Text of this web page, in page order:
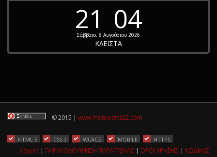
21 04
Σάββατο, 8 Αυγούστου 2026
ΚΛΕΙΣΤΑ
© 2015 | www.motoparts22.com
HTML 5 CSS 3 WCAG2 MOBILE HTTPS
Αρχική | ΠΑΡΑΚΟΛΟΥΘΗΣΗ ΠΑΡΑΓΓΕΛΙΑΣ |ΌΡΟΙ ΧΡΗΣΗΣ | ΚΩΔΙΚΑΣ